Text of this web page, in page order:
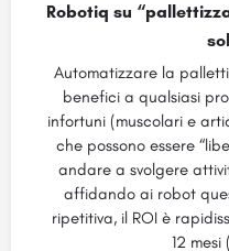
Robotiq su
Automatizzare la
benefici a qualsiasi
infortuni (muscolari e
che possono essere
andare a svolgere
affidando ai robot
ripetitiva, il ROI è
12